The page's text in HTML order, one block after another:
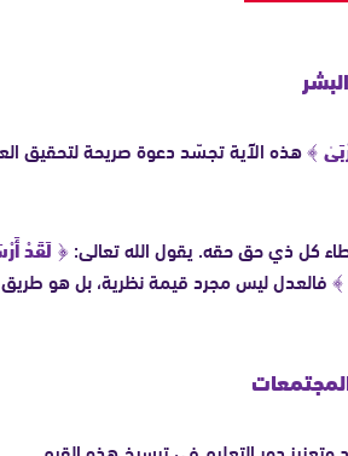
﴾هذه الآية تجسّد دعوة صريحة لتحقيق
كل ذي حق حقه. يقول الله تعالى:﴿ لَقَدْ
﴾فالعدل ليس مجرد قيمة نظرية، بل هو